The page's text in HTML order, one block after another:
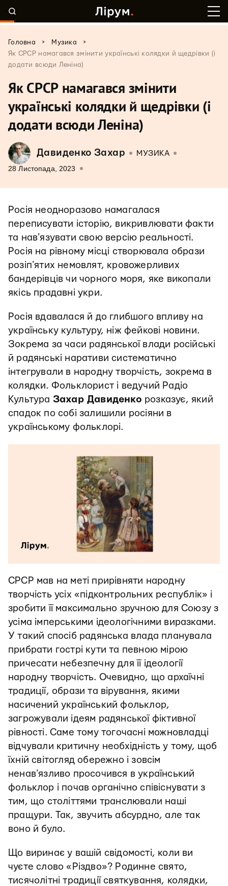
Головна > Музика
>
Як СРСР намагався змінити українські колядки й щедрівки (і
додати всюди Леніна)
Як СРСР намагався змінити
українські колядки й щедрівки (і
додати всюди Леніна)
Давиденко Захар МУЗИКА
28 Листопада, 2023
Росія неодноразово намагалася
переписувати історію, викривлювати факти
та навʼязувати свою версію реальності.
Росія на рівному місці створювала образи
розіпʼятих немовлят, кровожерливих
бандерівців чи чорного моря, яке викопали
якісь прадавні укри.
Росія вдавалася й до глибшого впливу на
українську культуру, ніж фейкові новини.
Зокрема за часи радянської влади російські
й радянські наративи систематично
інтегрували в народну творчість, зокрема в
колядки. Фольклорист і ведучий Радіо
Культура Захар Давиденко розказує, який
спадок по собі залишили росіяни в
українському фольклорі.
СРСР мав на меті прирівняти народну
творчість усіх «підконтрольних республік» і
зробити її максимально зручною для Союзу з
усіма імперськими ідеологічними виразками.
У такий спосіб радянська влада планувала
прибрати гострі кути та певною мірою
причесати небезпечну для її ідеології
народну творчість. Очевидно, що архаїчні
традиції, образи та вірування, якими
насичений український фольклор,
загрожували ідеям радянської фіктивної
рівності. Саме тому тогочасні можновладці
відчували критичну необхідність у тому, щоб
їхній світогляд обережно і зовсім
ненавʼязливо просочився в український
фольклор і почав органічно співіснувати з
тим, що століттями транслювали наші
пращури. Так, звучить абсурдно, але так
воно й було.
Що виринає у вашій свідомості, коли ви
чуєте слово «Різдво»? Родинне свято,
тисячолітні традиції святкування, колядки,